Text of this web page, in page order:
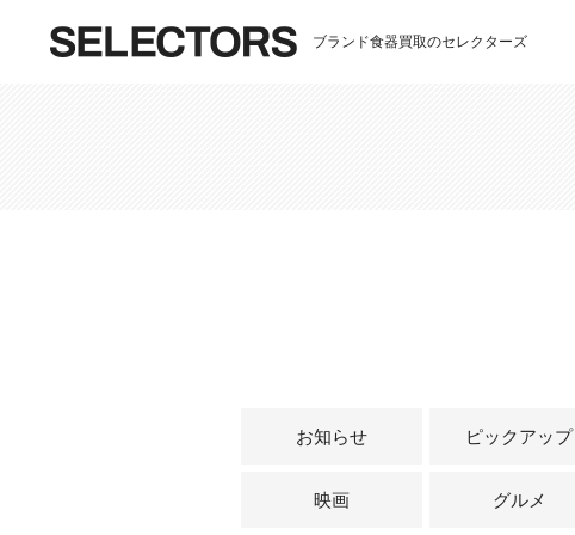
ブランド食器買取のセレクターズ
お知らせ ピックアップ
映画 グルメ